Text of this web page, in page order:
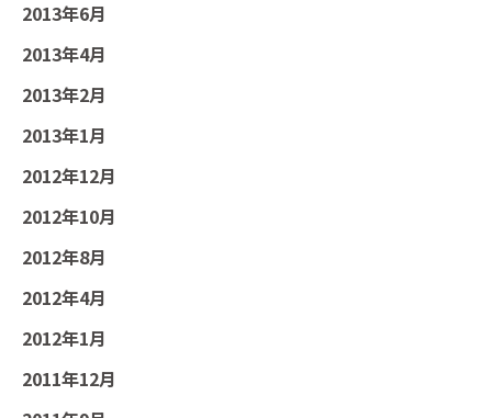
2013年6月
2013年4月
2013年2月
2013年1月
2012年12月
2012年10月
2012年8月
2012年4月
2012年1月
2011年12月